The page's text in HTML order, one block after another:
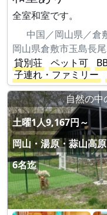
全室和室です。
中国／岡山県／倉
岡山県倉敷市玉島長
貸別荘
ペット可
子連れ・ファミリー
自然の中
土曜1人9,167円～
岡山・湯原・蒜山高原
6名迄